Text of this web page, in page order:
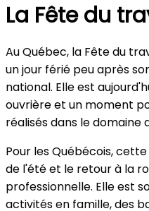
La Fête du
Au Québec, la Fête du
un jour férié peu après
national. Elle est
ouvrière et un moment
réalisés dans le domaine
Pour les Québécois,
de l'été et le retour à la
professionnelle. Elle est
activités en famille, des